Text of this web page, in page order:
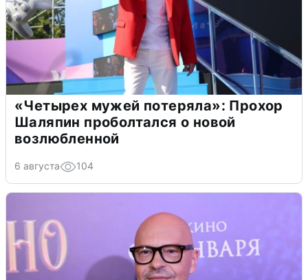
«Четырех мужей потеряла»: Прохор
Шаляпин проболтался о новой
возлюбленной
6 августа 104